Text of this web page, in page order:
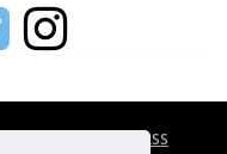
RSS